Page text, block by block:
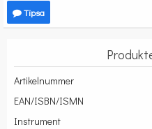
Tipsa
Artikelnummer
EAN/ISBN/ISMN
Instrument